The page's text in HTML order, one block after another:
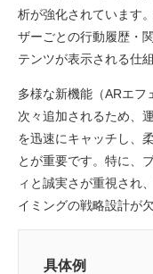
析が強化されています
ザーごとの行動履歴・
テンツが表示される仕
多様な新機能（ARエフ
次々追加されるため、
を迅速にキャッチし、
とが重要です。特に、
ィと誠実さが重視され
イミングの戦略設計が
具体例